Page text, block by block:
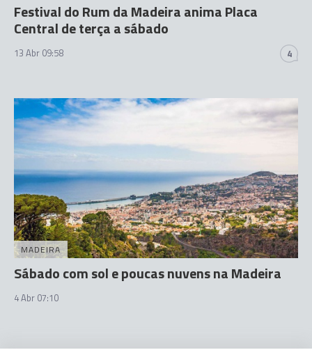
Festival do Rum da Madeira anima Placa
Central de terça a sábado
13 Abr 09:58 4
MADEIRA
Sábado com sol e poucas nuvens na Madeira
4 Abr 07:10